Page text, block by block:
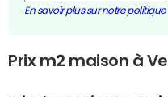
En savoir plus sur notre
Prix m2 maison à